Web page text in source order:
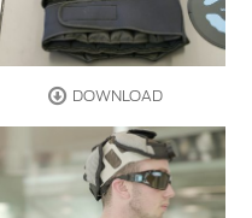
DOWNLOAD